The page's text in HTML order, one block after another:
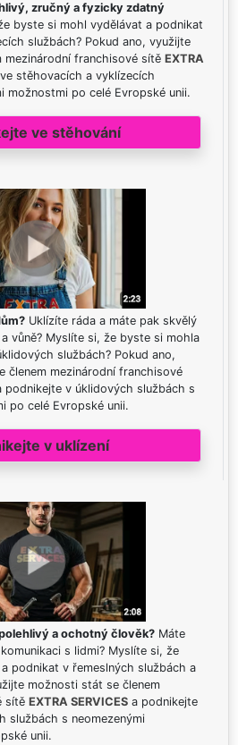
zručný a fyzicky zdatný
byste si mohl vydělávat a podnikat
službách? Pokud ano, využijte
mezinárodní franchisové sítě EXTRA
stěhovacích a vyklízecích
možnostmi po celé Evropské unii.
ve stěhování
Uklízíte ráda a máte pak skvělý
vůně? Myslíte si, že byste si mohla
službách? Pokud ano,
členem mezinárodní franchisové
podnikejte v úklidových službách s
po celé Evropské unii.
v uklízení
a ochotný člověk? Máte
s lidmi? Myslíte si, že
podnikat v řemeslných službách a
možnosti stát se členem
sítě EXTRA SERVICES a podnikejte
službách s neomezenými
unii.